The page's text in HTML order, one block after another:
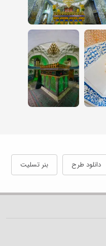
دانلود طرح بنر تسلیت